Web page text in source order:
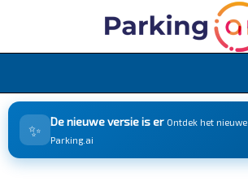
M
m
e
i
✨ De nieuwe versie is er Ontdek het nieuwe
Parking.ai